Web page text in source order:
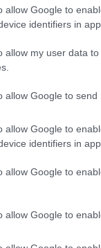
allow Google to
identifiers in
allow my user data
allow Google to
allow Google to
identifiers in
allow Google to
allow Google to
Πώς η
ένας
Η Άνα
ζει έναν
μια νύχτα
Σ'